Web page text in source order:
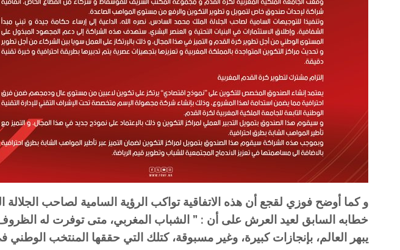
و كما أوضح فوزي لقجع أن هذه الاتفاقية تواكب الرؤية السامية لصاحب
خطابه السابق لعيد العرش على أن : ” الشباب المغربي، متى توفرت له الظروف،
يبهر العالم، بإنجازات كبيرة، وغير مسبوقة، كتلك التي حققها المنتخب الوطني